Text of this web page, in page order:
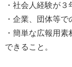
・社会人経験が３
・企業、団体等で
・簡単な広報用
できること。